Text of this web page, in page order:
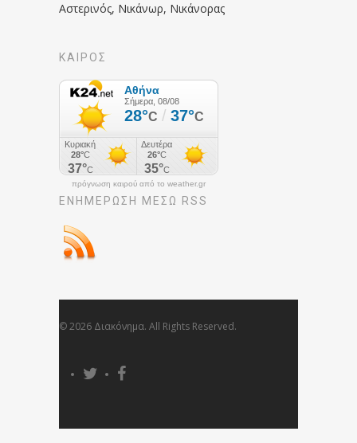
Αστερινός, Νικάνωρ, Νικάνορας
ΚΑΙΡΟΣ
πρόγνωση καιρού από το weather.gr
ΕΝΗΜΈΡΩΣΉ ΜΕΣΩ RSS
© 2026 Διακόνημα. All Rights Reserved.